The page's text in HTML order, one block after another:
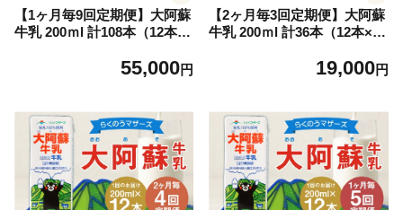
【1ヶ月毎9回定期便】大阿蘇
牛乳 200ｍl 計108本（12本×9
55,000円
【2ヶ月毎3回定期便】大阿蘇
牛乳 200ｍl 計36本（12本×3
19,000円